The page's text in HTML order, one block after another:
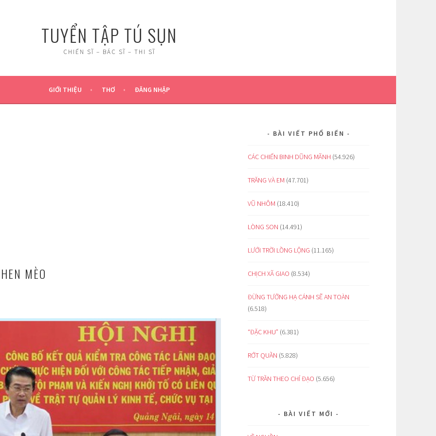
TUYỂN TẬP TÚ SỤN
CHIẾN SĨ – BÁC SĨ – THI SĨ
GIỚI THIỆU THƠ ĐĂNG NHẬP
MÈO
BÀI VIẾT PHỔ BIẾN
CÁC CHIẾN BINH DŨNG MÃNH (54.926)
TRĂNG VÀ EM (47.701)
VŨ NHÔM (18.410)
LÒNG SON (14.491)
LƯỚI TRỜI LỒNG LỘNG (11.165)
CHỊCH XÃ GIAO (8.534)
ĐỪNG TƯỞNG HẠ CÁNH SẼ AN TOÀN
(6.518)
“ĐẶC KHU” (6.381)
RỚT QUẦN (5.828)
TỪ TRẦN THEO CHỈ ĐẠO (5.656)
BÀI VIẾT MỚI